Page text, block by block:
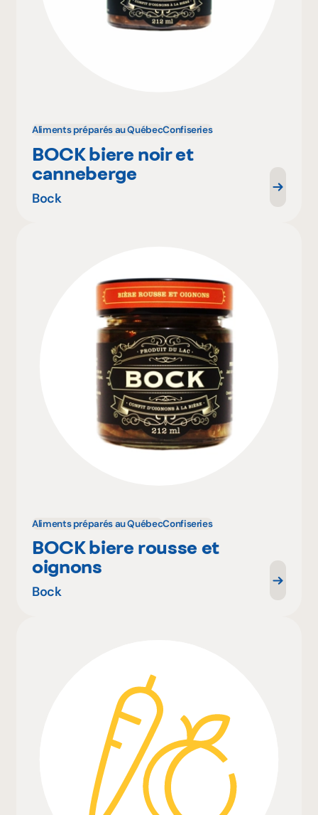
Aliments préparés au QuébecConfiseries
BOCK biere noir et
canneberge
Bock
Aliments préparés au QuébecConfiseries
BOCK biere rousse et
oignons
Bock